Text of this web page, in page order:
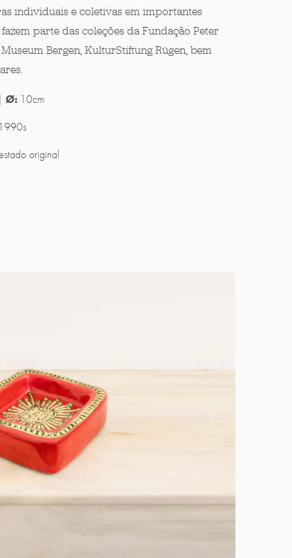
individuais e coletivas em importantes
parte das coleções da Fundação Peter
Bergen, KulturStiftung Rügen, bem
Ø: 10cm
original